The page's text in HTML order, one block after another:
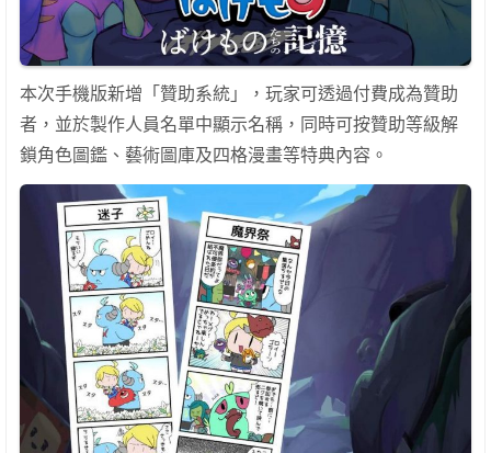
本次手機版新增「贊助系統」，玩家可透過付費成為贊助
者，並於製作人員名單中顯示名稱，同時可按贊助等級解
鎖角色圖鑑、藝術圖庫及四格漫畫等特典內容。